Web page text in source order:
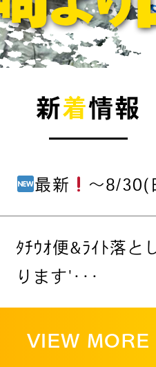
新着情報
最新 ～8/30(
ﾀﾁｳｵ便&ﾗｲﾄ落と
ります'･･･
VIEW MORE